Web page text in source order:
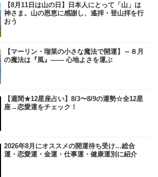
【8月11日は山の日】日本人にとって「山」は
神さま。山の恩恵に感謝し、遙拝・登山拝を行
おう
【マーリン・瑠菜の小さな魔法で開運】～８月
の魔法は『風』―― 心地よさを運ぶ
【週間★12星座占い】8/3〜8/9の運勢☆全12星
座→恋愛運をチェック！
2026年8月にオススメの開運待ち受け…総合
運・恋愛運・金運・仕事運・健康運別に紹介